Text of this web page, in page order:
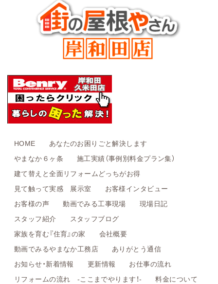
HOME
あなたのお困りごと解決します
やまなか６ヶ条
施工実績（事例別料金プラン集）
建て替えと全面リフォームどっちがお得
見て触って実感 展示室
お客様インタビュー
お客様の声
動画でみる工事現場
現場日記
スタッフ紹介
スタッフブログ
家族を育む『住育』の家
会社概要
動画でみるやまなか工務店
ありがとう通信
お知らせ・新着情報
更新情報
お仕事の流れ
リフォームの流れ -ここまでやります！-
料金について